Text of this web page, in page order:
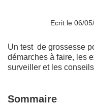
Ecrit le 06/
Un test de grossesse
démarches à faire, les
surveiller et les
Sommaire